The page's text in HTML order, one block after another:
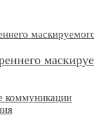
коммуникации